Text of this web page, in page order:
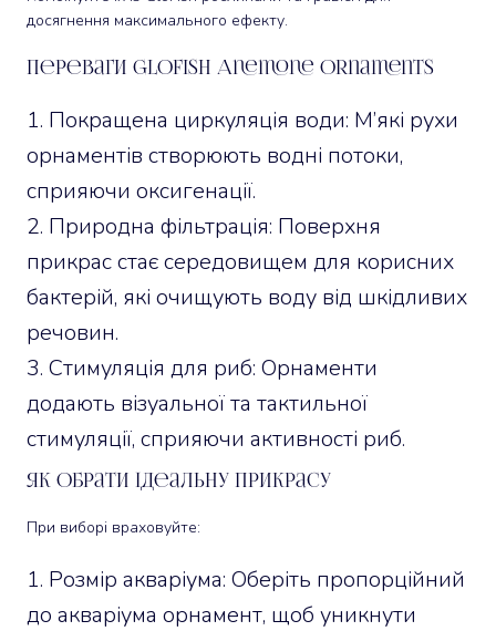
досягнення максимального ефекту.
Переваги GloFish Anemone Ornaments
Покращена циркуляція води: М’які рухи
орнаментів створюють водні потоки,
сприяючи оксигенації.
Природна фільтрація: Поверхня
прикрас стає середовищем для корисних
бактерій, які очищують воду від шкідливих
речовин.
Стимуляція для риб: Орнаменти
додають візуальної та тактильної
стимуляції, сприяючи активності риб.
Як обрати ідеальну прикрасу
При виборі враховуйте:
Розмір акваріума: Оберіть пропорційний
до акваріума орнамент, щоб уникнути